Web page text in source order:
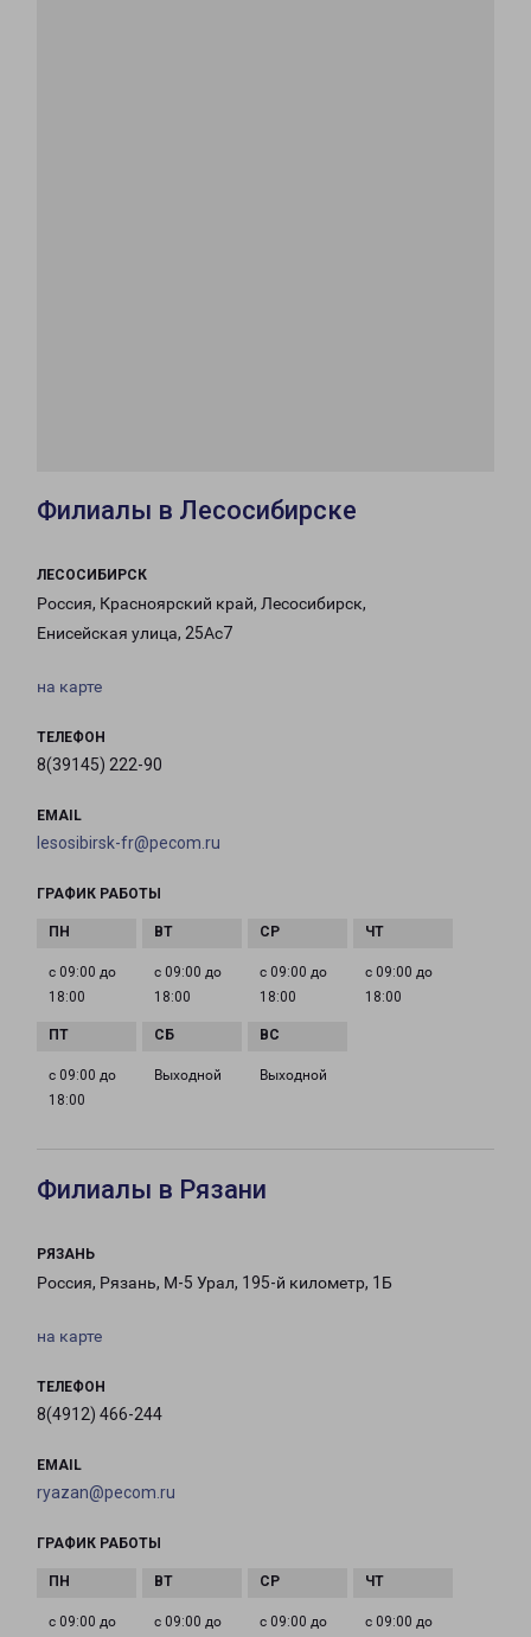
Филиалы в Лесосибирске
ЛЕСОСИБИРСК
Россия, Красноярский край, Лесосибирск,
Енисейская улица, 25Ас7
на карте
ТЕЛЕФОН
8(39145) 222-90
EMAIL
lesosibirsk-fr@pecom.ru
ГРАФИК РАБОТЫ
с 09:00 до
18:00
с 09:00 до
18:00
с 09:00 до
18:00
с 09:00 до
18:00
с 09:00 до
18:00
Выходной Выходной
Филиалы в Рязани
РЯЗАНЬ
Россия, Рязань, М-5 Урал, 195-й километр, 1Б
на карте
ТЕЛЕФОН
8(4912) 466-244
EMAIL
ryazan@pecom.ru
ГРАФИК РАБОТЫ
с 09:00 до с 09:00 до с 09:00 до с 09:00 до